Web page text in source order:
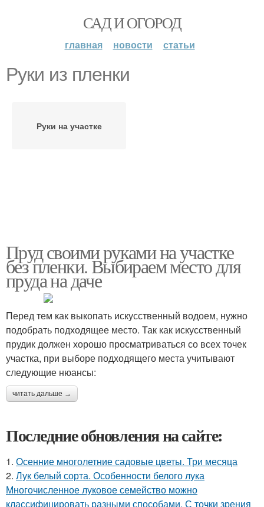
САД И ОГОРОД
главная новости статьи
Руки из пленки
Руки на участке
Пруд своими руками на участке
без пленки. Выбираем место для
пруда на даче
Перед тем как выкопать искусственный водоем, нужно
подобрать подходящее место. Так как искусственный
прудик должен хорошо просматриваться со всех точек
участка, при выборе подходящего места учитывают
следующие нюансы:
читать дальше →
Последние обновления на сайте:
1. Осенние многолетние садовые цветы. Три месяца
2. Лук белый сорта. Особенности белого лука
Многочисленное луковое семейство можно
классифицировать разными способами. С точки зрения